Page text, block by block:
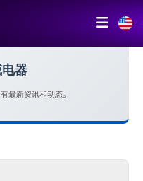
器
最新资讯和动态。